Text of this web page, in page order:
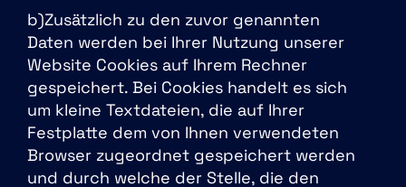
b)Zusätzlich zu den zuvor genannten
Daten werden bei Ihrer Nutzung unserer
Website Cookies auf Ihrem Rechner
gespeichert. Bei Cookies handelt es sich
um kleine Textdateien, die auf Ihrer
Festplatte dem von Ihnen verwendeten
Browser zugeordnet gespeichert werden
und durch welche der Stelle, die den